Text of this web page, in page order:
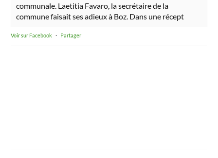
communale. Laetitia Favaro, la secrétaire de la
commune faisait ses adieux à Boz. Dans une récept
Voir sur Facebook · Partager